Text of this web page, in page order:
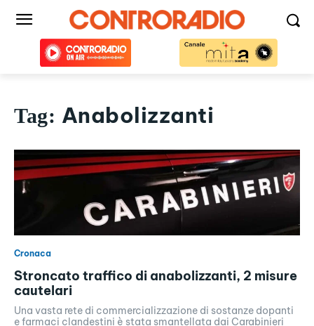
Tag: Anabolizzanti
Cronaca
Stroncato traffico di anabolizzanti, 2 misure
cautelari
Una vasta rete di commercializzazione di sostanze dopanti
e farmaci clandestini è stata smantellata dai Carabinieri